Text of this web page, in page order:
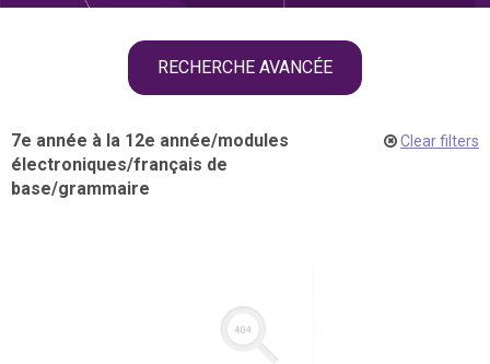
RECHERCHE AVANCÉE
7e année à la 12e année/modules
électroniques/français de
base/grammaire
Clear filters